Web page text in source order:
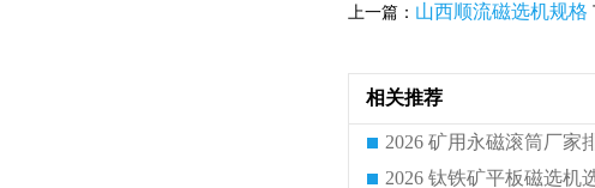
上一篇： 山西顺流磁选机规格
相关推荐